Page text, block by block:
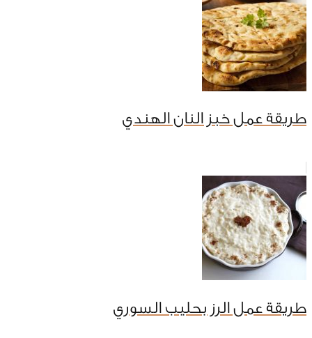
طريقة عمل خبز النان الهندي
طريقة عمل الرز بحليب السوري